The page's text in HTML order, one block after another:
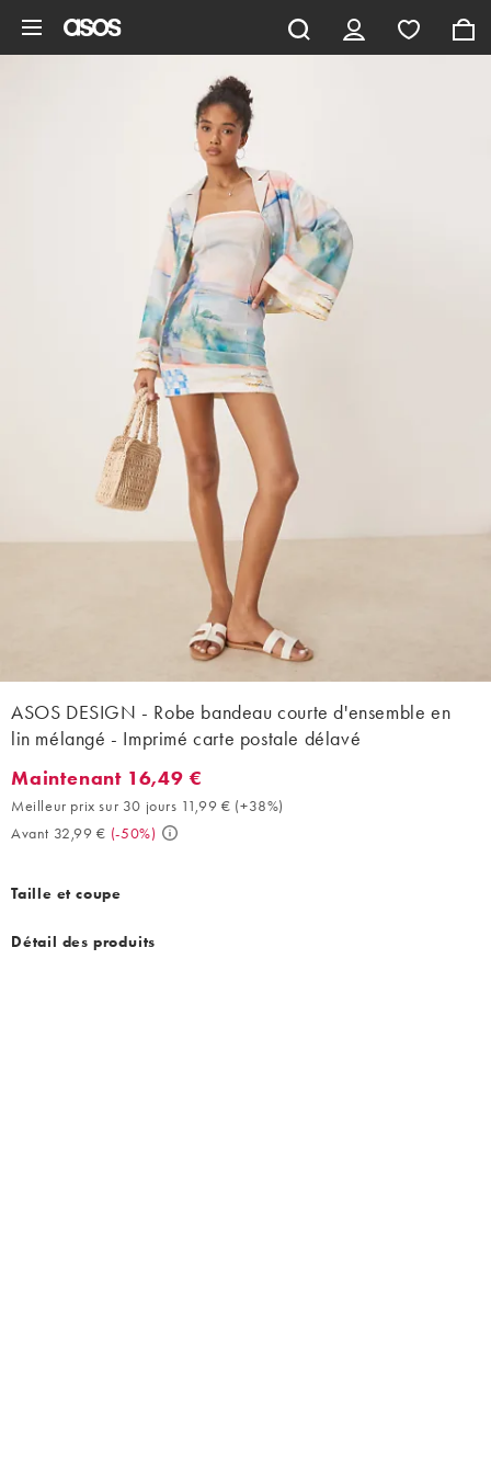
ASOS DESIGN - Robe bandeau courte d'ensemble en
lin mélangé - Imprimé carte postale délavé
Maintenant 16,49 €. Meilleur prix sur 30 jours 11,99 € (+38%).
Maintenant 16,49 €
Meilleur prix sur 30 jours 11,99 € (+38%)
Avant 32,99 € (-50%)
Taille et coupe
Détail des produits